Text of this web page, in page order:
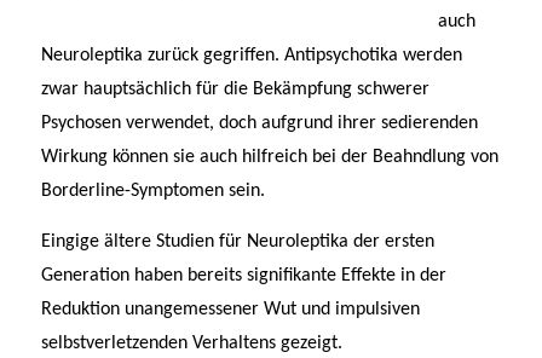
auch
Neuroleptika zurück gegriffen. Antipsychotika werden
zwar hauptsächlich für die Bekämpfung schwerer
Psychosen verwendet, doch aufgrund ihrer sedierenden
Wirkung können sie auch hilfreich bei der Beahndlung von
Borderline-Symptomen sein.
Eingige ältere Studien für Neuroleptika der ersten
Generation haben bereits signifikante Effekte in der
Reduktion unangemessener Wut und impulsiven
selbstverletzenden Verhaltens gezeigt.